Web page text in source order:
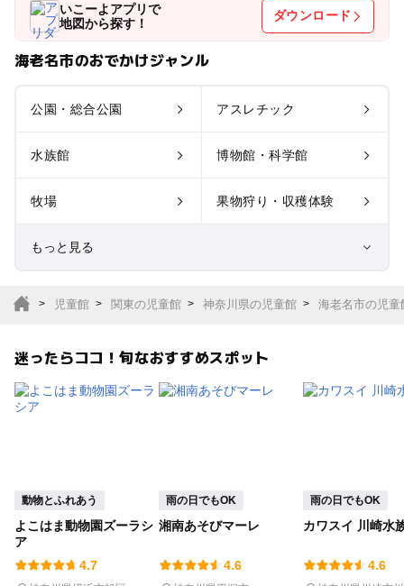
いこーよアプリで
地図から探す！
ダウンロード
海老名市のおでかけジャンル
公園・総合公園 アスレチック
水族館 博物館・科学館
牧場 果物狩り・収穫体験
もっと見る
サファリパーク
植物園・フラワーパー
ク
釣り
児童館 関東の児童館 神奈川県の児童館 海老名市の児童
迷ったらココ！旬なおすすめスポット
動物とふれあう
よこはま動物園ズーラシ
ア
4.7
雨の日でもOK
湘南あそびマーレ
4.6
雨の日でもOK
カワスイ 川崎水
4.6